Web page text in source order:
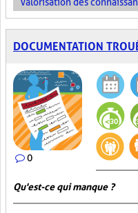
DOCUMENTATION
0
Qu'est-ce qui manque ?